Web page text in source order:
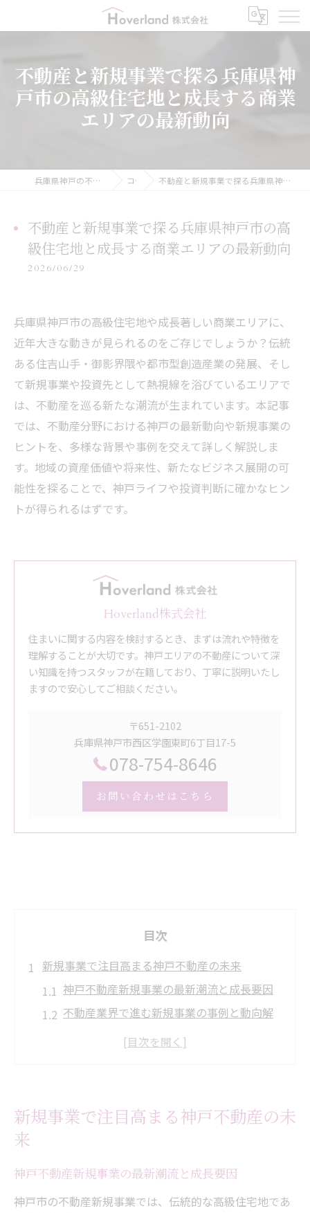
不動産と新規事業で探る兵庫県神
戸市の高級住宅地と成長する商業
エリアの最新動向
兵庫県神戸の不動産ならHoverland株式会社 コラム 不動産と新規事業で探る兵庫県神戸市の高級住宅地と成長する商業エリアの最新動向
不動産と新規事業で探る兵庫県神戸市の高
級住宅地と成長する商業エリアの最新動向
2026/06/29
兵庫県神戸市の高級住宅地や成長著しい商業エリアに、
近年大きな動きが見られるのをご存じでしょうか？伝統
ある住吉山手・御影界隈や都市型創造産業の発展、そし
て新規事業や投資先として熱視線を浴びているエリアで
は、不動産を巡る新たな潮流が生まれています。本記事
では、不動産分野における神戸の最新動向や新規事業の
ヒントを、多様な背景や事例を交えて詳しく解説しま
す。地域の資産価値や将来性、新たなビジネス展開の可
能性を探ることで、神戸ライフや投資判断に確かなヒン
トが得られるはずです。
Hoverland株式会社
住まいに関する内容を検討するとき、まずは流れや特徴を
理解することが大切です。神戸エリアの不動産について深
い知識を持つスタッフが在籍しており、丁寧に説明いたし
ますので安心してご相談ください。
〒651-2102
兵庫県神戸市西区学園東町6丁目17-5
078-754-8646
お問い合わせはこちら
目次
新規事業で注目高まる神戸不動産の未来
神戸不動産新規事業の最新潮流と成長要因
不動産業界で進む新規事業の事例と動向解
不動産新規事業が神戸で求められる背景と
高級住宅地で考える神戸市の不動産投資術
高級住宅地で実践する不動産投資の基本戦
新規事業で注目高まる神戸不動産の未
来
神戸不動産新規事業の最新潮流と成長要因
神戸市の不動産新規事業では、伝統的な高級住宅地であ